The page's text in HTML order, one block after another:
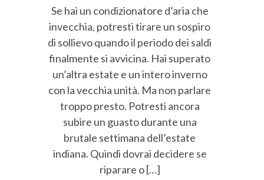
Se hai un condizionatore d’aria che
invecchia, potresti tirare un sospiro
di sollievo quando il periodo dei saldi
finalmente si avvicina. Hai superato
un’altra estate e un intero inverno
con la vecchia unità. Ma non parlare
troppo presto. Potresti ancora
subire un guasto durante una
brutale settimana dell’estate
indiana. Quindi dovrai decidere se
riparare o […]